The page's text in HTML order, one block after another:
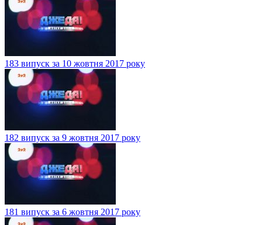
183 випуск за 10 жовтня 2017 року
182 випуск за 9 жовтня 2017 року
181 випуск за 6 жовтня 2017 року